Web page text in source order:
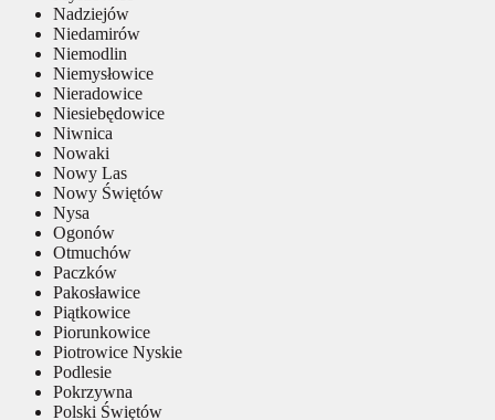
Nadziejów
Niedamirów
Niemodlin
Niemysłowice
Nieradowice
Niesiebędowice
Niwnica
Nowaki
Nowy Las
Nowy Świętów
Nysa
Ogonów
Otmuchów
Paczków
Pakosławice
Piątkowice
Piorunkowice
Piotrowice Nyskie
Podlesie
Pokrzywna
Polski Świętów